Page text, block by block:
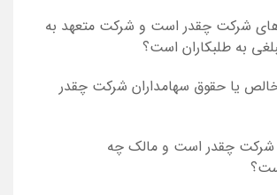
چقدر است و شرکت متعهد به
به طلبکاران است؟
یا حقوق سهامداران شرکت چقدر
چقدر است و مالک چه